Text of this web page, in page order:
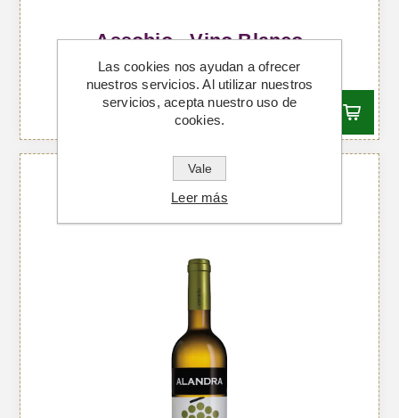
Assobio - Vino Blanco
Desde €8,44 IVA incl.
Las cookies nos ayudan a ofrecer
nuestros servicios. Al utilizar nuestros
servicios, acepta nuestro uso de
cookies.
Vale
Leer más